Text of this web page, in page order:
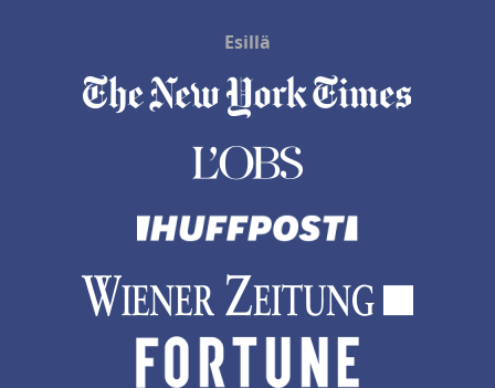
Kaiken kaikkiaan
Melas Hotel Istanbul tarjoaa monipuolisen ja
tyydyttävän oleskelun, jolle on ominaista sen kätevä sijainti,
korkeat puhtausstandardit, erinomainen henkilökunnan palvelu
Esillä